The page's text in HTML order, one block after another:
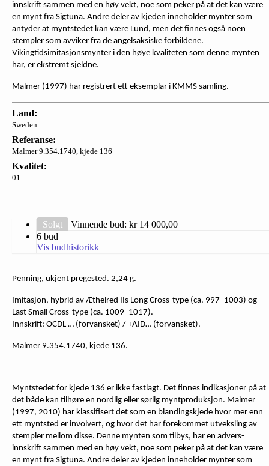
innskrift sammen med en høy vekt, noe som peker på at det kan være
en mynt fra Sigtuna. Andre deler av kjeden inneholder mynter som
antyder at myntstedet kan være Lund, men det finnes også noen
stempler som avviker fra de angelsaksiske forbildene.
Vikingtidsimitasjonsmynter i den høye kvaliteten som denne mynten
har, er ekstremt sjeldne.
Malmer (1997) har registrert ett eksemplar i KMMS samling.
Land:
Sweden
Referanse:
Malmer 9.354.1740, kjede 136
Kvalitet:
01
Solgt Vinnende bud: kr 14 000,00
6 bud
Vis budhistorikk
Penning, ukjent pregested. 2,24 g.
Imitasjon, hybrid av Æthelred IIs Long Cross-type (ca. 997–1003) og
Last Small Cross-type (ca. 1009–1017).
Innskrift: OCDL … (forvansket) / +AID… (forvansket).
Malmer 9.354.1740, kjede 136.
Myntstedet for kjede 136 er ikke fastlagt. Det finnes indikasjoner på at
det både kan tilhøre en nordlig eller sørlig myntproduksjon. Malmer
(1997, 2010) har klassifisert det som en blandingskjede hvor mer enn
ett myntsted er involvert, og hvor det har forekommet utveksling av
stempler mellom disse. Denne mynten som tilbys, har en advers-
innskrift sammen med en høy vekt, noe som peker på at det kan være
en mynt fra Sigtuna. Andre deler av kjeden inneholder mynter som